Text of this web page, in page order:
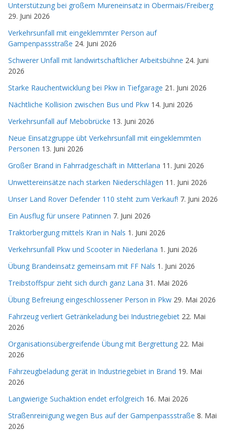
Unterstützung bei großem Mureneinsatz in Obermais/Freiberg
29. Juni 2026
Verkehrsunfall mit eingeklemmter Person auf
Gampenpassstraße 24. Juni 2026
Schwerer Unfall mit landwirtschaftlicher Arbeitsbühne 24. Juni
2026
Starke Rauchentwicklung bei Pkw in Tiefgarage 21. Juni 2026
Nächtliche Kollision zwischen Bus und Pkw 14. Juni 2026
Verkehrsunfall auf Mebobrücke 13. Juni 2026
Neue Einsatzgruppe übt Verkehrsunfall mit eingeklemmten
Personen 13. Juni 2026
Großer Brand in Fahrradgeschäft in Mitterlana 11. Juni 2026
Unwettereinsätze nach starken Niederschlägen 11. Juni 2026
Unser Land Rover Defender 110 steht zum Verkauf! 7. Juni 2026
Ein Ausflug für unsere Patinnen 7. Juni 2026
Traktorbergung mittels Kran in Nals 1. Juni 2026
Verkehrsunfall Pkw und Scooter in Niederlana 1. Juni 2026
Übung Brandeinsatz gemeinsam mit FF Nals 1. Juni 2026
Treibstoffspur zieht sich durch ganz Lana 31. Mai 2026
Übung Befreiung eingeschlossener Person in Pkw 29. Mai 2026
Fahrzeug verliert Getränkeladung bei Industriegebiet 22. Mai
2026
Organisationsübergreifende Übung mit Bergrettung 22. Mai
2026
Fahrzeugbeladung gerät in Industriegebiet in Brand 19. Mai
2026
Langwierige Suchaktion endet erfolgreich 16. Mai 2026
Straßenreinigung wegen Bus auf der Gampenpassstraße 8. Mai
2026